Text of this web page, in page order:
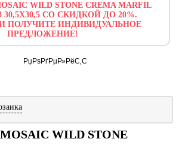
WILD STONE CREMA MARFIL
30,5X30,5 СО СКИДКОЙ ДО 20%.
ПОЛУЧИТЕ ИНДИВИДУАЛЬНОЕ
ПРЕДЛОЖЕНИЕ!
WILD STONE